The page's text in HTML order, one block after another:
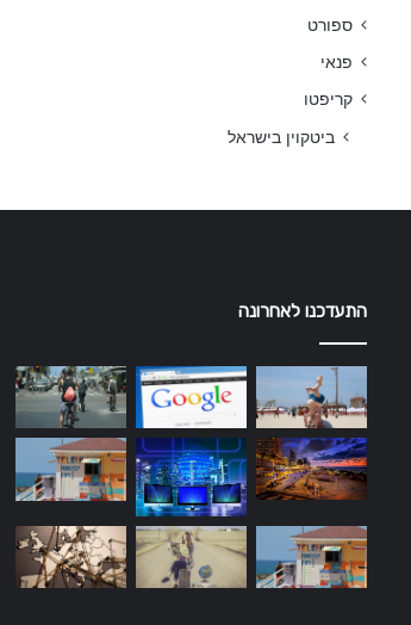
ספורט
פנאי
קריפטו
ביטקוין בישראל
התעדכנו לאחרונה